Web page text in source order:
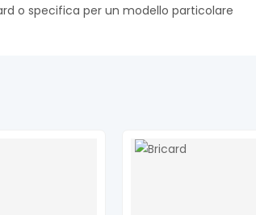
o specifica per un modello particolare